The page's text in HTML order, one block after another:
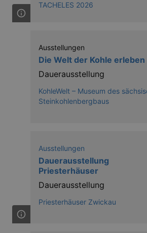
TACHELES 2026
Ausstellungen
Die Welt der Kohle erleben
Dauerausstellung
KohleWelt – Museum des
Steinkohlenbergbaus
Ausstellungen
Dauerausstellung
Priesterhäuser
Dauerausstellung
Priesterhäuser Zwickau
Cross-Site Request Forgery
Analytics - which is a
used analytics service. This
a randomly
after 2 years, although
Analytics. This
2017 no information is
update a unique value for
rate - limiting the
after 10 minutes.